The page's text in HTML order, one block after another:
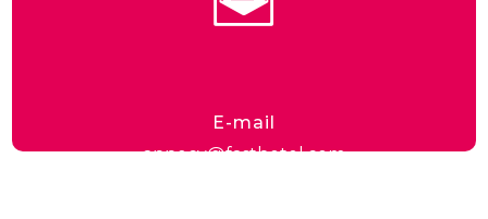
E-mail
annecy@fasthotel.com